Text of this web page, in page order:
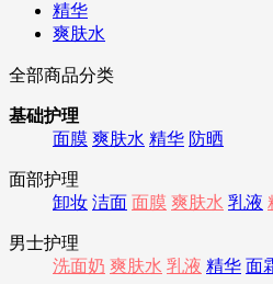
精华
爽肤水
全部商品分类
基础护理
面膜 爽肤水 精华 防晒
面部护理
卸妆 洁面 面膜 爽肤水 乳液
男士护理
洗面奶 爽肤水 乳液 精华 面